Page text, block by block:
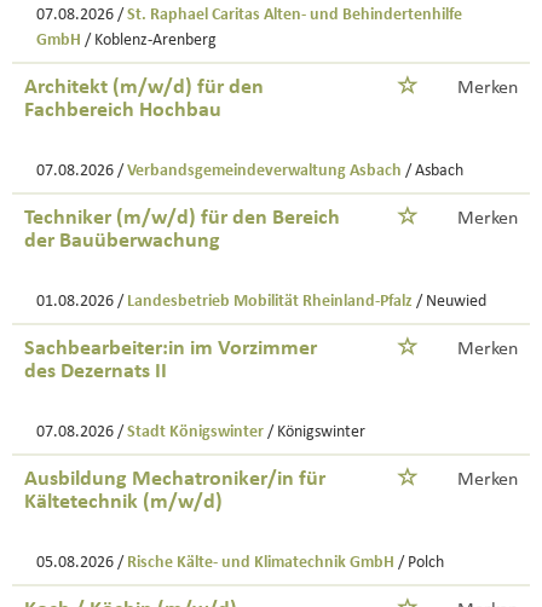
07.08.2026 / St. Raphael Caritas Alten- und Behindertenhilfe
GmbH / Koblenz-Arenberg
Architekt (m/w/d) für den
Fachbereich Hochbau
Merken
07.08.2026 / Verbandsgemeindeverwaltung Asbach / Asbach
Techniker (m/w/d) für den Bereich
der Bauüberwachung
Merken
01.08.2026 / Landesbetrieb Mobilität Rheinland-Pfalz / Neuwied
Sachbearbeiter:in im Vorzimmer
des Dezernats II
Merken
07.08.2026 / Stadt Königswinter / Königswinter
Ausbildung Mechatroniker/in für
Kältetechnik (m/w/d)
Merken
05.08.2026 / Rische Kälte- und Klimatechnik GmbH / Polch